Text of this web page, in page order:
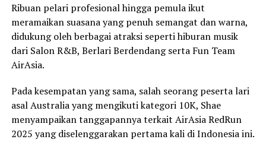
Ribuan pelari profesional hingga pemula ikut
meramaikan suasana yang penuh semangat dan warna,
didukung oleh berbagai atraksi seperti hiburan musik
dari Salon R&B, Berlari Berdendang serta Fun Team
AirAsia.
Pada kesempatan yang sama, salah seorang peserta lari
asal Australia yang mengikuti kategori 10K, Shae
menyampaikan tanggapannya terkait AirAsia RedRun
2025 yang diselenggarakan pertama kali di Indonesia ini.